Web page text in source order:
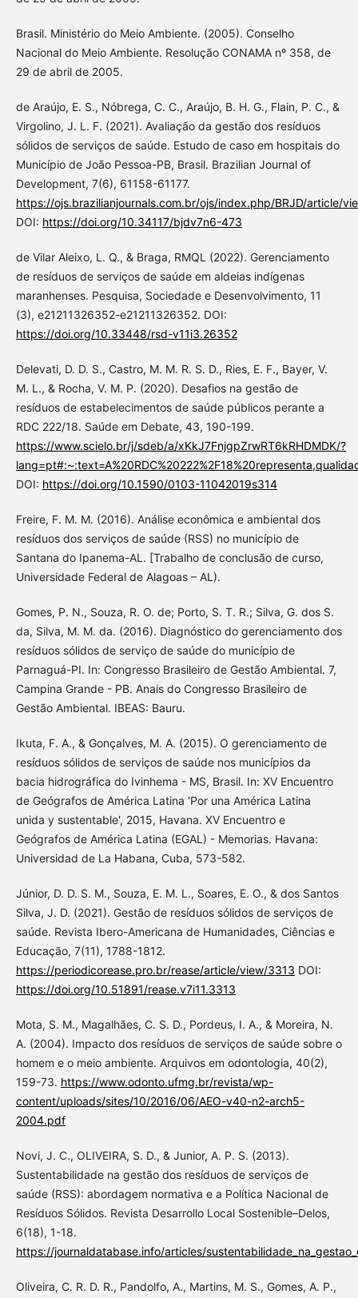
Brasil. Ministério do Meio Ambiente. (2005). Conselho
Nacional do Meio Ambiente. Resolução CONAMA nº 358, de
29 de abril de 2005.
de Araújo, E. S., Nóbrega, C. C., Araújo, B. H. G., Flain, P. C., &
Virgolino, J. L. F. (2021). Avaliação da gestão dos resíduos
sólidos de serviços de saúde. Estudo de caso em hospitais do
Município de João Pessoa-PB, Brasil. Brazilian Journal of
Development, 7(6), 61158-61177.
https://ojs.brazilianjournals.com.br/ojs/index.php/BRJD/article/
DOI: https://doi.org/10.34117/bjdv7n6-473
de Vilar Aleixo, L. Q., & Braga, RMQL (2022). Gerenciamento
de resíduos de serviços de saúde em aldeias indígenas
maranhenses. Pesquisa, Sociedade e Desenvolvimento, 11
(3), e21211326352-e21211326352. DOI:
https://doi.org/10.33448/rsd-v11i3.26352
Delevati, D. D. S., Castro, M. M. R. S. D., Ries, E. F., Bayer, V.
M. L., & Rocha, V. M. P. (2020). Desafios na gestão de
resíduos de estabelecimentos de saúde públicos perante a
RDC 222/18. Saúde em Debate, 43, 190-199.
https://www.scielo.br/j/sdeb/a/xKkJ7FnjgpZrwRT6kRHDMDK/?
DOI: https://doi.org/10.1590/0103-11042019s314
Freire, F. M. M. (2016). Análise econômica e ambiental dos
resíduos dos serviços de saúde (RSS) no município de
Santana do Ipanema-AL. [Trabalho de conclusão de curso,
Universidade Federal de Alagoas – AL).
Gomes, P. N., Souza, R. O. de; Porto, S. T. R.; Silva, G. dos S.
da, Silva, M. M. da. (2016). Diagnóstico do gerenciamento dos
resíduos sólidos de serviço de saúde do município de
Parnaguá-PI. In: Congresso Brasileiro de Gestão Ambiental. 7,
Campina Grande - PB. Anais do Congresso Brasileiro de
Gestão Ambiental. IBEAS: Bauru.
Ikuta, F. A., & Gonçalves, M. A. (2015). O gerenciamento de
resíduos sólidos de serviços de saúde nos municípios da
bacia hidrográfica do Ivinhema - MS, Brasil. In: XV Encuentro
de Geógrafos de América Latina 'Por una América Latina
unida y sustentable', 2015, Havana. XV Encuentro e
Geógrafos de América Latina (EGAL) - Memorias. Havana:
Universidad de La Habana, Cuba, 573-582.
Júnior, D. D. S. M., Souza, E. M. L., Soares, E. O., & dos Santos
Silva, J. D. (2021). Gestão de resíduos sólidos de serviços de
saúde. Revista Ibero-Americana de Humanidades, Ciências e
Educação, 7(11), 1788-1812.
https://periodicorease.pro.br/rease/article/view/3313 DOI:
https://doi.org/10.51891/rease.v7i11.3313
Mota, S. M., Magalhães, C. S. D., Pordeus, I. A., & Moreira, N.
A. (2004). Impacto dos resíduos de serviços de saúde sobre o
homem e o meio ambiente. Arquivos em odontologia, 40(2),
159-73. https://www.odonto.ufmg.br/revista/wp-
content/uploads/sites/10/2016/06/AEO-v40-n2-arch5-
2004.pdf
Novi, J. C., OLIVEIRA, S. D., & Junior, A. P. S. (2013).
Sustentabilidade na gestão dos resíduos de serviços de
saúde (RSS): abordagem normativa e a Política Nacional de
Resíduos Sólidos. Revista Desarrollo Local Sostenible–Delos,
6(18), 1-18.
https://journaldatabase.info/articles/
Oliveira, C. R. D. R., Pandolfo, A., Martins, M. S., Gomes, A. P.,